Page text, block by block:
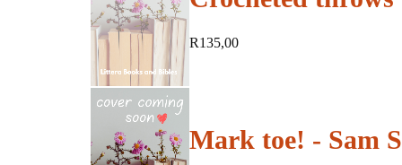
SOLD
OUT
R135,00
Mark toe! - Sam